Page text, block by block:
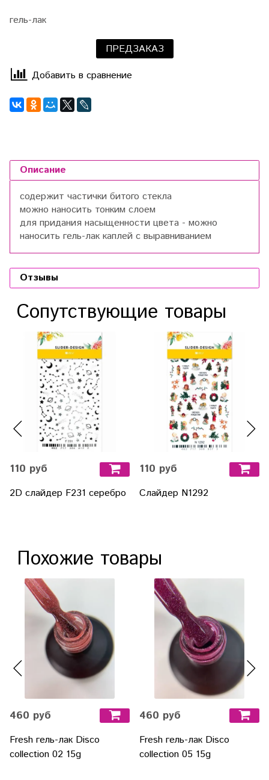
гель-лак
ПРЕДЗАКАЗ
Добавить в сравнение
Описание
содержит частички битого стекла
можно наносить тонким слоем
для придания насыщенности цвета - можно
наносить гель-лак каплей с выравниванием
Отзывы
Сопутствующие товары
110 руб
2D слайдер F231 серебро
110 руб
Слайдер N1292
Похожие товары
460 руб
Fresh гель-лак Disco
collection 02 15g
460 руб
Fresh гель-лак Disco
collection 05 15g